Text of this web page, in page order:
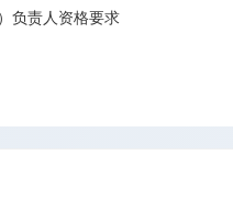
负责人资格要求